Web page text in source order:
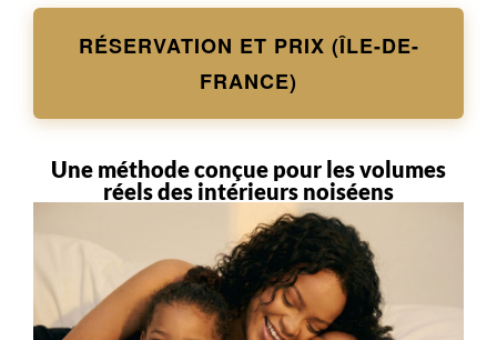
RÉSERVATION ET PRIX (ÎLE-DE-
FRANCE)
Une méthode conçue pour les volumes
réels des intérieurs noiséens